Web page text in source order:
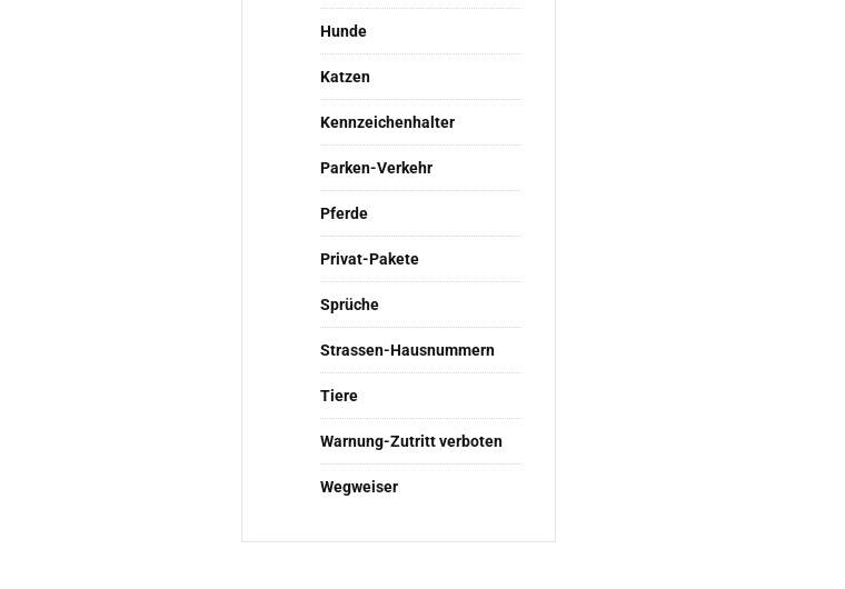
Hunde
Katzen
Kennzeichenhalter
Parken-Verkehr
Pferde
Privat-Pakete
Sprüche
Strassen-Hausnummern
Tiere
Warnung-Zutritt verboten
Wegweiser